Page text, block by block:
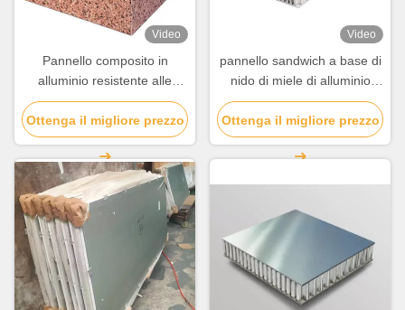
Video
Pannello composito in
alluminio resistente alle
intemperie e leggero
Ottenga il migliore prezzo
Video
pannello sandwich a base di
nido di miele di alluminio
estruso 6 mm 8 mm 10 mm
20 mm
Ottenga il migliore prezzo